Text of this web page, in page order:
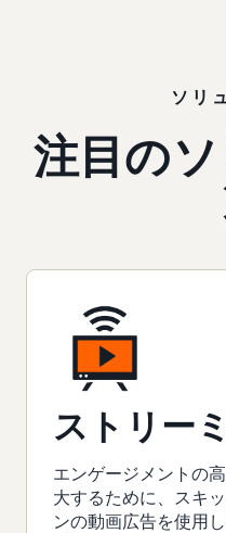
ソリ
注目の
ストリー
エンゲージメントの
大するために、スキ
ンの動画広告を使用